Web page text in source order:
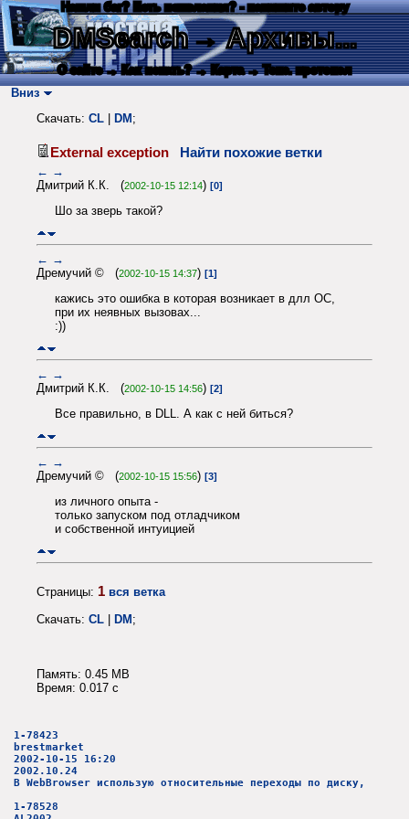
Нашли баг? Есть пожелания? - напишите автору
DMSearch→ Архивы...
О сайте → Как искать? → Карта → Текс. протокол
Вниз
Скачать: CL DM ;
External exception Найти похожие ветки
← →
Дмитрий К.К. (2002-10-15 12:14) [0]
Шо за зверь такой?
← →
Дремучий © (2002-10-15 14:37) [1]
кажись это ошибка в которая возникает в длл ОС,
при их неявных вызовах...
:))
← →
Дмитрий К.К. (2002-10-15 14:56) [2]
Все правильно, в DLL. А как с ней биться?
← →
Дремучий © (2002-10-15 15:56) [3]
из личного опыта -
только запуском под отладчиком
и собственной интуицией
Страницы: 1 вся ветка
Скачать: CL | DM;
Память: 0.45 MB
Время: 0.017 c
1-78423
brestmarket
2002-10-15 16:20
2002.10.24
В WebBrowser использую относительные переходы по диску,
1-78528